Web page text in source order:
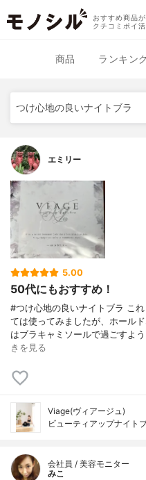
おすすめ商品
クチコミポイ
商品 ランキン
エミリー
5.00
50代にもおすすめ！
#つけ心地の良いナイトブラ こ
ては使ってみましたが、ホール
はブラキャミソールで過ごすよ
きを見る
Viage(ヴィアージュ)
ビューティアップナイト
会社員 / 美容モニター
みこ